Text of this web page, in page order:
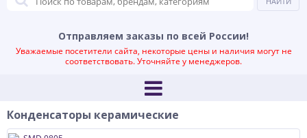
Отправляем заказы по всей России!
Уважаемые посетители сайта, некоторые цены и наличия могут не
соответствовать. Уточняйте у менеджеров.
Конденсаторы керамические